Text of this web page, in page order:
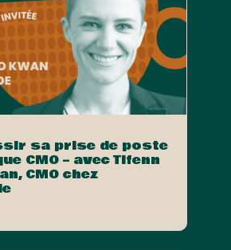
sa prise de poste
CMO – avec Tifenn
CMO chez